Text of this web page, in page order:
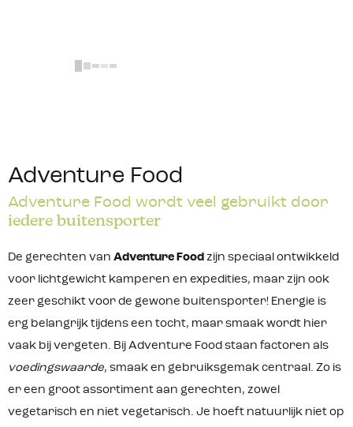
Adventure Food
Adventure Food wordt veel gebruikt door
iedere buitensporter
De gerechten van Adventure Food zijn speciaal ontwikkeld
voor lichtgewicht kamperen en expedities, maar zijn ook
zeer geschikt voor de gewone buitensporter! Energie is
erg belangrijk tijdens een tocht, maar smaak wordt hier
vaak bij vergeten. Bij Adventure Food staan factoren als
voedingswaarde, smaak en gebruiksgemak centraal. Zo is
er een groot assortiment aan gerechten, zowel
vegetarisch en niet vegetarisch. Je hoeft natuurlijk niet op